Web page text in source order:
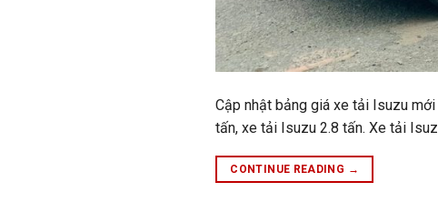
Cập nhật bảng giá xe tải Isuzu
tấn, xe tải Isuzu 2.8 tấn. Xe tải
CONTINUE READING →